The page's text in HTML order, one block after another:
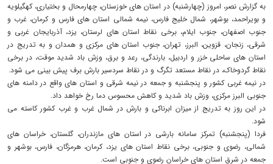
به گزارش نصر، امروز (چهارشنبه) در استان های خوزستان، چهارمحال و بختیاری، کهگیلویه
و بویراحمد، بوشهر، شمال خلیج فارس، نیمه شمالی استان های فارس و کرمان، غرب و
جنوب اصفهان، جنوب ایلام، برخی نقاط استان های لرستان، یزد، آذربایجان غربی و
شرقی، زنجان، قزوین، البرز، تهران، جنوب استان های مرکزی و همدان و به تدریج در
استان های ساحلی خزر و اردبیل، بارندگی، رعد و برق، وزش باد شدید موقت، در برخی
نقاط گردوخاک، در نقاط مستعد تگرگ و در نقاط سردسیر بارش برف پیش بینی می شود.
در نیمه غربی کشور و پنجشنبه و جمعه در نیمه شرقی و استان های واقع در دامنه های
جنوبی البرز مرکزی، وزش باد شدید و کاهش محسوس دما رخ خواهد داد.
در این روز به تدریج از میزان ابرناکی و بارش در شمال غرب و غرب کشور کاسته می
شود.
فردا (پنجشنبه) تمرکز سامانه بارشی در استان های مازندران، گلستان، خراسان های
شمالی، رضوی و جنوبی، برخی نقاط استان های یزد، کرمان، هرمزگان، فارس، بوشهر و
جمعه در شرق استان های خراسان رضوی و جنوبی است.